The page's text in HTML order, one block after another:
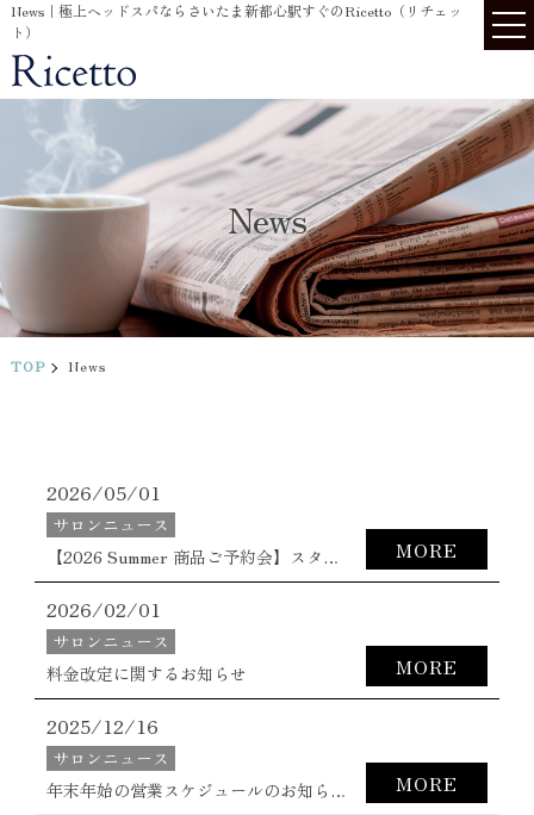
News｜極上ヘッドスパならさいたま新都心駅すぐのRicetto（リチェッ
ト）
News
TOP News
2026/05/01
サロンニュース
【2026 Summer 商品ご予約会】スタート☀️
MORE
2026/02/01
サロンニュース
料金改定に関するお知らせ
MORE
2025/12/16
サロンニュース
年末年始の営業スケジュールのお知らせです✂️✨
MORE